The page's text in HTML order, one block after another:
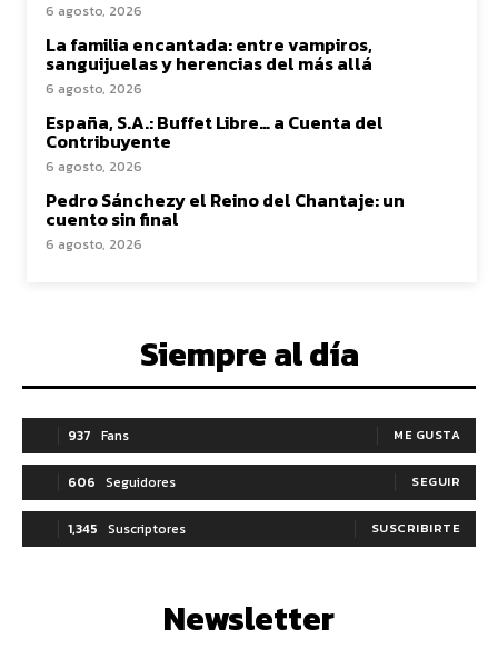
6 agosto, 2026
La familia encantada: entre vampiros,
sanguijuelas y herencias del más allá
6 agosto, 2026
España, S.A.: Buffet Libre… a Cuenta del
Contribuyente
6 agosto, 2026
Pedro Sánchezy el Reino del Chantaje: un
cuento sin final
6 agosto, 2026
Siempre al día
937 Fans ME GUSTA
606 Seguidores SEGUIR
1,345 Suscriptores SUSCRIBIRTE
Newsletter